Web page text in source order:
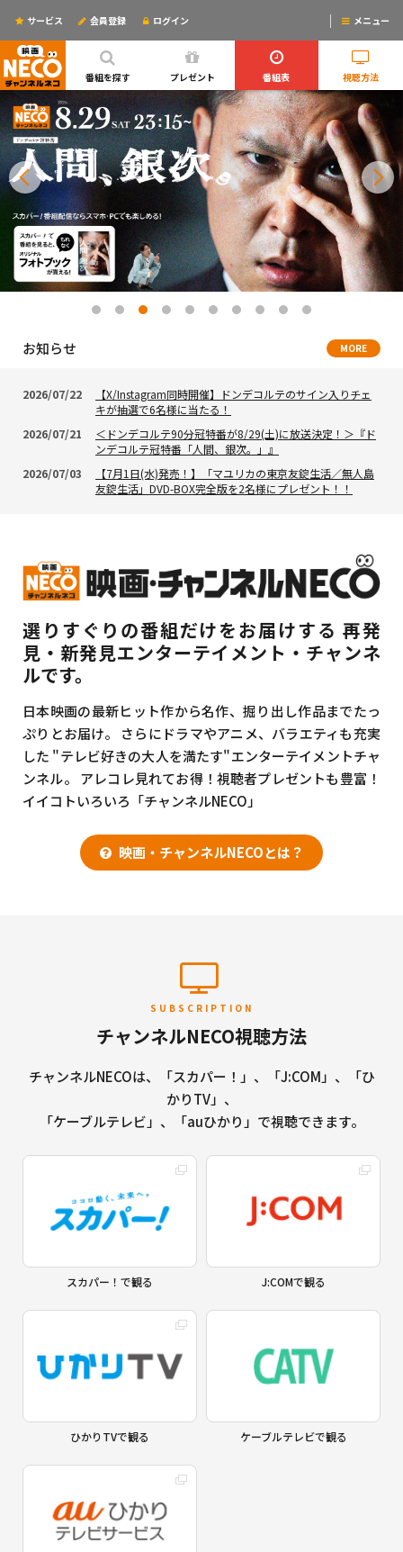
番組を探す プレゼント 番組表 視聴方法
サービス 会員登録 ログイン メニュー
ログインするとリマインドメールが使えるYO!
お知らせ MORE
2026/07/22
【X/Instagram同時開催】ドンデコルテのサイン入りチェ
キが抽選で6名様に当たる！
2026/07/21
＜ドンデコルテ90分冠特番が8/29(土)に放送決定！＞『ド
ンデコルテ冠特番「人間、銀次。」』
2026/07/03
【7月1日(水)発売！】「マユリカの東京友錠生活／無人島
友錠生活」DVD-BOX完全版を2名様にプレゼント！！
選りすぐりの番組だけをお届けする 再発
見・新発見エンターテイメント・チャンネ
ルです。
日本映画の最新ヒット作から名作、掘り出し作品までたっ
ぷりとお届け。
さらにドラマやアニメ、バラエティも充実
した "テレビ好きの大人を満たす"エンターテイメントチャ
ンネル。
アレコレ見れてお得！視聴者プレゼントも豊富！
イイコトいろいろ「チャンネルNECO」
映画・チャンネルNECOとは？
SUBSCRIPTION
チャンネルNECO視聴方法
チャンネルNECOは、「スカパー！」、「J:COM」、「ひ
かりTV」、
「ケーブルテレビ」、「auひかり」で視聴できます。
スカパー！で観る J:COMで観る
ひかりTVで観る ケーブルテレビで観る